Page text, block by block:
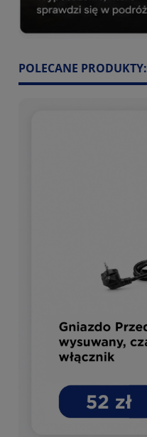
POLECANE PRODUKTY: